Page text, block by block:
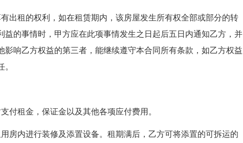
出租的权利，如在租赁期内，该房屋发生所有权全部或部分的转
益的事情时，甲方应在此项事情发生之日起后五日内通知乙方，并
影响乙方权益的第三者，能继续遵守本合同所有条款，如乙方权益
付租金，保证金以及其他各项应付费用。
房内进行装修及添置设备。租期满后，乙方可将添置的可拆运的